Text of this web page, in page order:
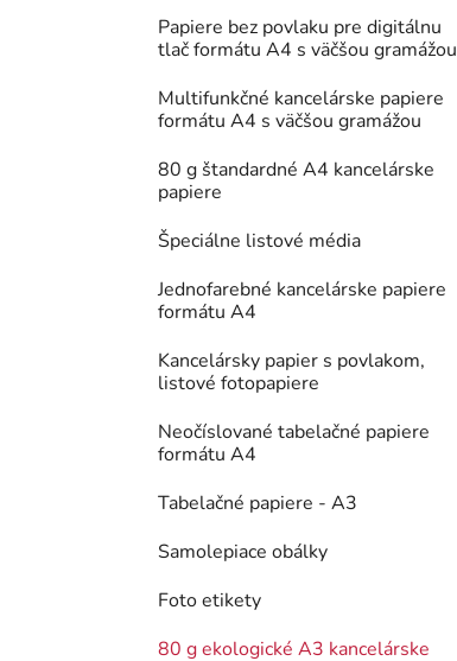
Papiere bez povlaku pre digitálnu
tlač formátu A4 s väčšou gramážou
Multifunkčné kancelárske papiere
formátu A4 s väčšou gramážou
80 g štandardné A4 kancelárske
papiere
Špeciálne listové média
Jednofarebné kancelárske papiere
formátu A4
Kancelársky papier s povlakom,
listové fotopapiere
Neočíslované tabelačné papiere
formátu A4
Tabelačné papiere - A3
Samolepiace obálky
Foto etikety
80 g ekologické A3 kancelárske